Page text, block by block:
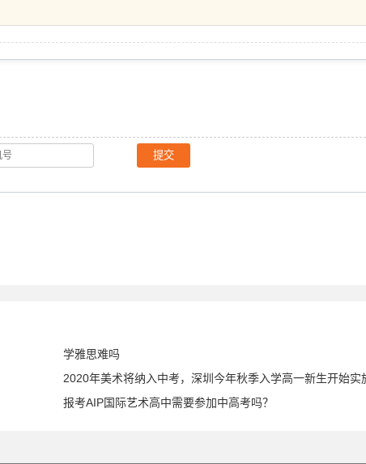
提交
学雅思难吗
2020年美术将纳入中考，深圳今年秋季入学高一新生开始实
报考AIP国际艺术高中需要参加中高考吗？